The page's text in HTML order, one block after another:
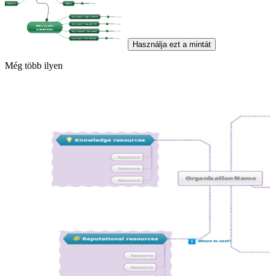
Használja ezt a mintát
Még több ilyen